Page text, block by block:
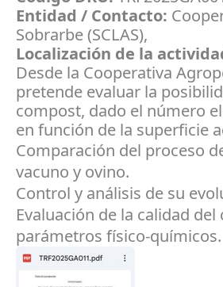
Entidad / Contacto:
Sobrarbe (SCLAS),
Localización de la
Desde la Cooperativa
pretende evaluar la
compost, dado el número
en función de la superficie
Comparación del proceso
vacuno y ovino.
Control y análisis de su
Evaluación de la calidad
parámetros físico-químicos.